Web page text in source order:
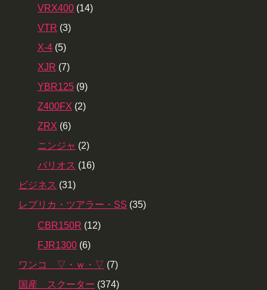
VRX400 (14)
VTR (3)
X-4 (5)
XJR (7)
YBR125 (9)
Z400FX (2)
ZRX (6)
ニンジャ (2)
バリオス (16)
ビジネス (31)
レプリカ・ツアラー・SS (35)
CBR150R (12)
FJR1300 (6)
ワンコ ▽・ｗ・▽ (7)
国産 スクーター (374)